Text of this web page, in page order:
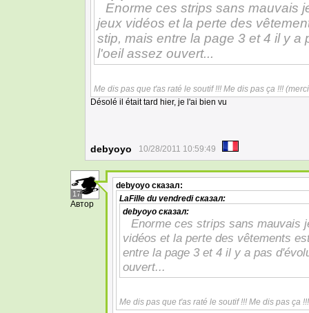
Enorme ces strips sans mauvais
jeux vidéos et la perte des
stip, mais entre la page 3 et 4 il y
l'oeil assez ouvert...
Me dis pas que t'as raté le soutif !!! Me dis pas ça !!!
Désolé il était tard hier, je l'ai bien vu
debyoyo 10/28/2011 10:59:49
17
Автор
debyoyo сказал:
LaFille du vendrediсказал:
debyoyo сказал:
Enorme ces strips sans mauvais
vidéos et la perte des vêtements
entre la page 3 et 4 il y a pas
ouvert...
Me dis pas que t'as raté le soutif !!! Me dis pas ça